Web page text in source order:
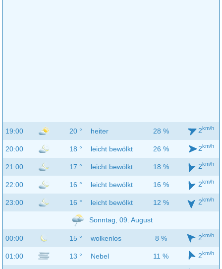
19:00 20 ° heiter 28 % 2km/h
20:00 18 ° leicht bewölkt 26 % 2km/h
21:00 17 ° leicht bewölkt 18 % 2km/h
22:00 16 ° leicht bewölkt 16 % 2km/h
23:00 16 ° leicht bewölkt 12 % 2km/h
Sonntag, 09. August
00:00 15 ° wolkenlos 8 % 2km/h
01:00 13 ° Nebel 11 % 2km/h